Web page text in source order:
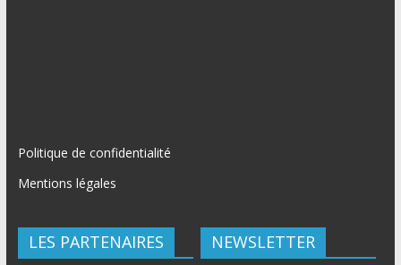
Politique de confidentialité
Mentions légales
LES PARTENAIRES NEWSLETTER